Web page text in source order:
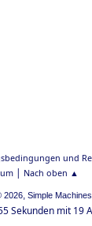
und
| Nach oben ▲
2026, Simple Machines
Sekunden mit 19